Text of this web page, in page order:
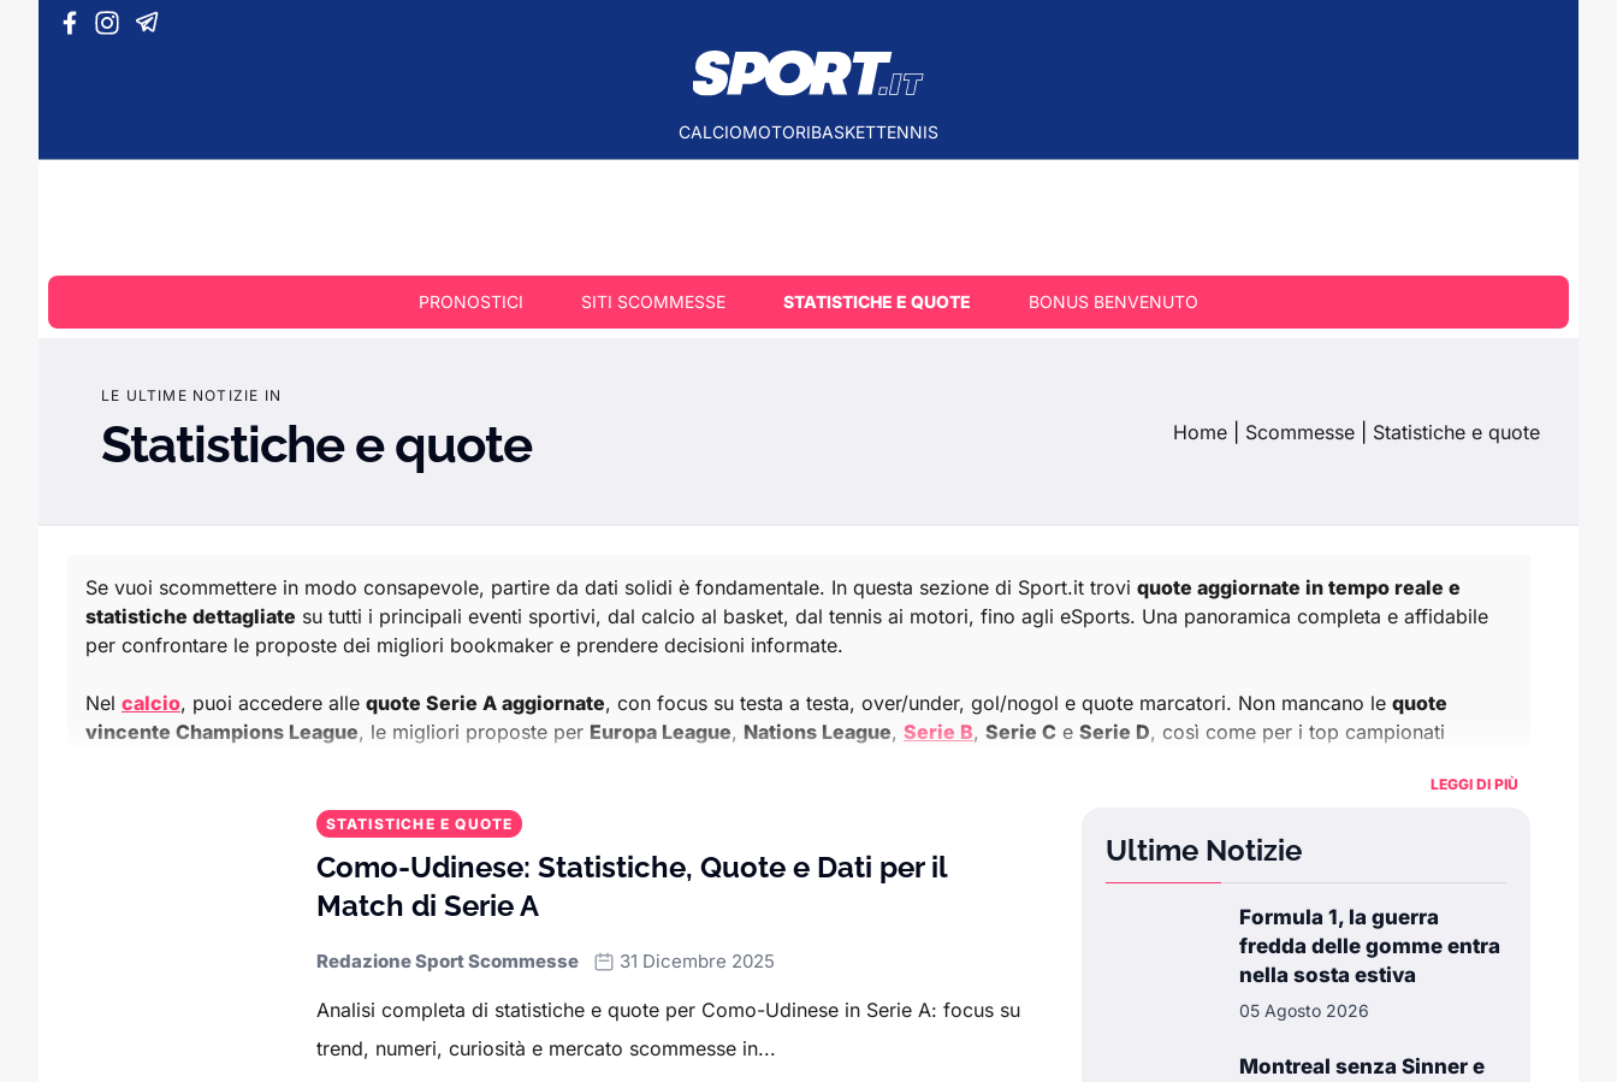
Vai al contenuto
CALCIOMOTORIBASKETTENNIS
PRONOSTICI SITI SCOMMESSE STATISTICHE E QUOTE BONUS BENVENUTO
LE ULTIME NOTIZIE IN
Statistiche e quote Home Scommesse Statistiche e quote
Se vuoi scommettere in modo consapevole, partire da dati solidi è fondamentale. In questa sezione di Sport.it trovi quote aggiornate in tempo reale e
statistiche dettagliate su tutti i principali eventi sportivi, dal calcio al basket, dal tennis ai motori, fino agli eSports. Una panoramica completa e affidabile
per confrontare le proposte dei migliori bookmaker e prendere decisioni informate.
Nel calcio, puoi accedere alle quote Serie A aggiornate, con focus su testa a testa, over/under, gol/nogol e quote marcatori. Non mancano le quote
vincente Champions League, le migliori proposte per Europa League, Nations League, Serie B, Serie C e Serie D, così come per i top campionati
, percentuali da tre punti e tendenze
offensive/difensive delle squadre. Dati indispensabili per chi vuole scommettere su spread, totali o player props.
US Open Australian Open
Davis
e ai tornei minori come iChallenger. Le nostre schede includono statistiche su ace, break point salvati, rendimento sulla superficie e scontri diretti.
è coperto conquote e statisticheFormula 1eMotoGP, comprese medie di qualifiche, piazzamenti, tempi sul giro, e aggiornamenti sui
favoriti dei singoli GP. Ideale per puntare su vincente gara, podio, pole o primo ritiro.
LEGGI DI PIÙ
STATISTICHE E QUOTE
Como-Udinese: Statistiche, Quote e Dati per il
Match di Serie A
Redazione Sport Scommesse 31 Dicembre 2025
Analisi completa di statistiche e quote per Como-Udinese in Serie A: focus su
trend, numeri, curiosità e mercato scommesse in...
Ultime Notizie
Formula 1, la guerra
fredda delle gomme entra
nella sosta estiva
05 Agosto 2026
Montreal senza Sinner e